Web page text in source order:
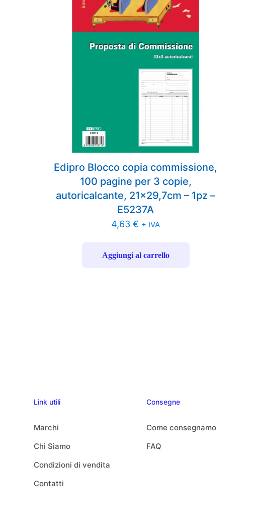
Edipro Blocco copia commissione,
100 pagine per 3 copie,
autoricalcante, 21×29,7cm – 1pz –
E5237A
4,63€ + IVA
Aggiungi al carrello
Link utili
Marchi
Chi Siamo
Condizioni di vendita
Contatti
Consegne
Come consegnamo
FAQ